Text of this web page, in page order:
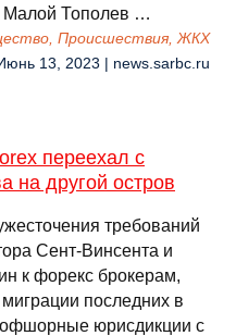
Малой Тополев …
Происшествия, ЖКХ
13, 2023 | news.sarbc.ru
переехал с
на другой остров
требований
Сент-Винсента и
к форекс брокерам,
последних в
офшорные юрисдикции с